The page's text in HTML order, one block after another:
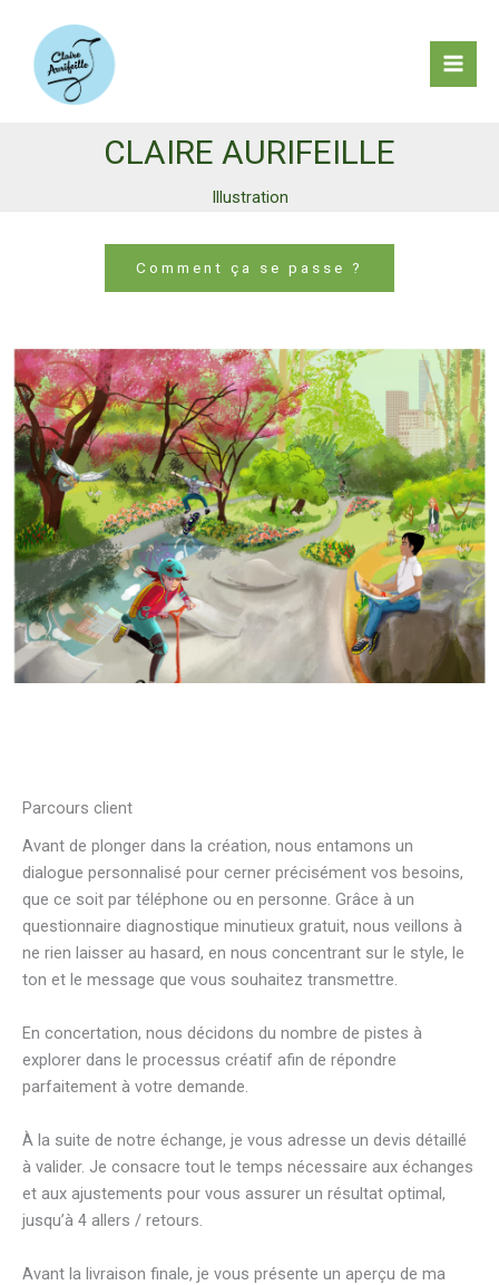
contenu
CLAIRE AURIFEILLE
Illustration
Comment ça se passe ?
Parcours client
Avant de plonger dans la création, nous entamons un
dialogue personnalisé pour cerner précisément vos besoins,
que ce soit par téléphone ou en personne. Grâce à un
questionnaire diagnostique minutieux gratuit, nous veillons à
ne rien laisser au hasard, en nous concentrant sur le style, le
ton et le message que vous souhaitez transmettre.
En concertation, nous décidons du nombre de pistes à
explorer dans le processus créatif afin de répondre
parfaitement à votre demande.
À la suite de notre échange, je vous adresse un devis détaillé
à valider. Je consacre tout le temps nécessaire aux échanges
et aux ajustements pour vous assurer un résultat optimal,
jusqu’à 4 allers / retours.
Avant la livraison finale, je vous présente un aperçu de ma